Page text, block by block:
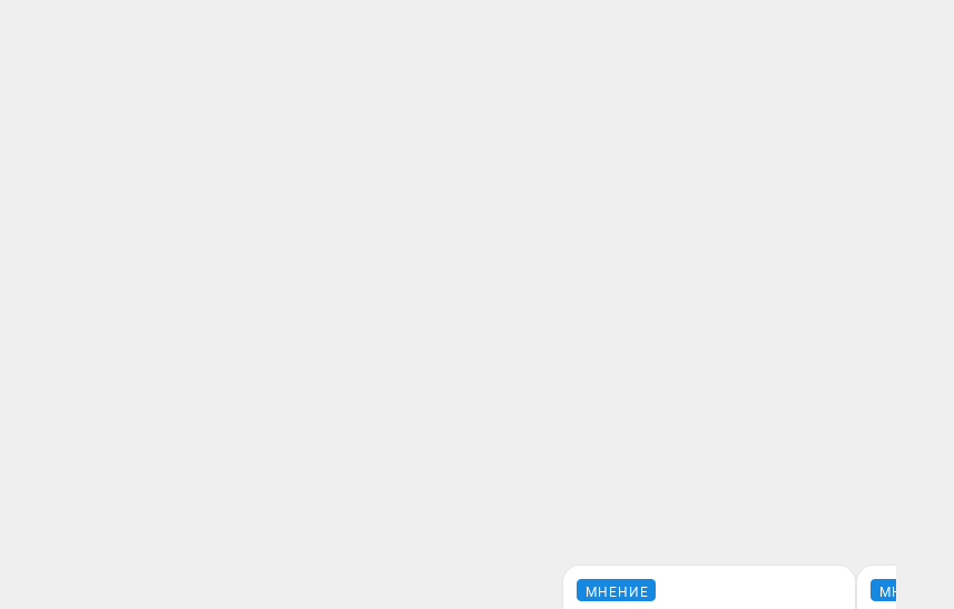
МНЕНИЕ МНЕНИЕ